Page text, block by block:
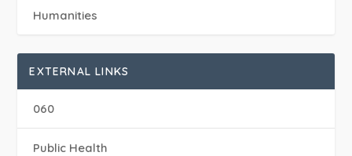
Humanities
EXTERNAL LINKS
060
Public Health